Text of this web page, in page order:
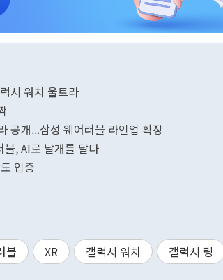
시 워치 울트라
공개...삼성 웨어러블 라인업 확장
, AI로 날개를 달다
입증
블 XR 갤럭시 워치 갤럭시 링